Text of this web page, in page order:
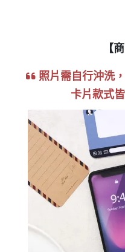
【
照片需自行沖洗
卡片款式